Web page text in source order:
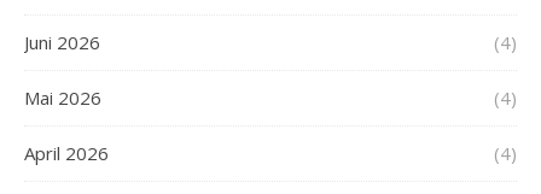
Juni 2026 (4)
Mai 2026 (4)
April 2026 (4)